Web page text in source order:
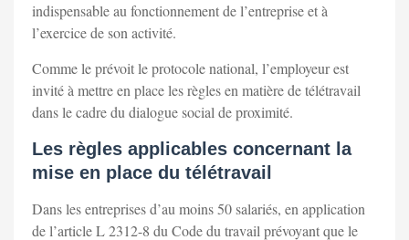
indispensable au fonctionnement de l’entreprise et à
l’exercice de son activité.
Comme le prévoit le protocole national, l’employeur est
invité à mettre en place les règles en matière de télétravail
dans le cadre du dialogue social de proximité.
Les règles applicables concernant la
mise en place du télétravail
Dans les entreprises d’au moins 50 salariés, en application
de l’article L 2312-8 du Code du travail prévoyant que le